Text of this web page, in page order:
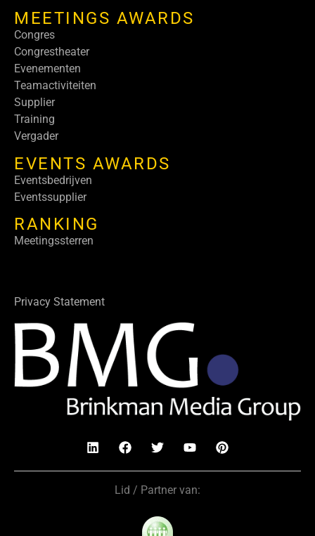
MEETINGS AWARDS
Congres
Congrestheater
Evenementen
Teamactiviteiten
Supplier
Training
Vergader
EVENTS AWARDS
Eventsbedrijven
Eventssupplier
RANKING
Meetingssterren
Privacy Statement
Lid / Partner van: